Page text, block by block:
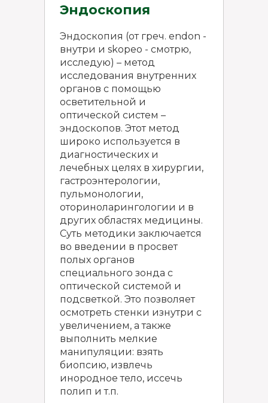
Эндоскопия
Эндоскопия (от греч. endon -
внутри и skopeo - смотрю,
исследую) – метод
исследования внутренних
органов с помощью
осветительной и
оптической систем –
эндоскопов. Этот метод
широко используется в
диагностических и
лечебных целях в хирургии,
гастроэнтерологии,
пульмонологии,
оториноларингологии и в
других областях медицины.
Суть методики заключается
во введении в просвет
полых органов
специального зонда с
оптической системой и
подсветкой. Это позволяет
осмотреть стенки изнутри с
увеличением, а также
выполнить мелкие
манипуляции: взять
биопсию, извлечь
инородное тело, иссечь
полип и т.п.